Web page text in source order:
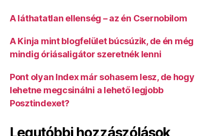
A láthatatlan ellenség – az én Csernobilom
A Kinja mint blogfelület búcsúzik, de én még
mindig óriásaligátor szeretnék lenni
Pont olyan Index már sohasem lesz, de hogy
lehetne megcsinálni a lehető legjobb
Posztindexet?
Legutóbbi hozzászólások